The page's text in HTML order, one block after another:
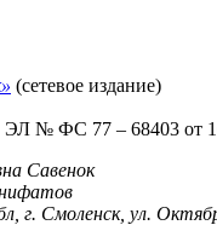
(сетевое издание)
ЭЛ № ФС 77 – 68403 от
Савенок
г. Смоленск, ул.